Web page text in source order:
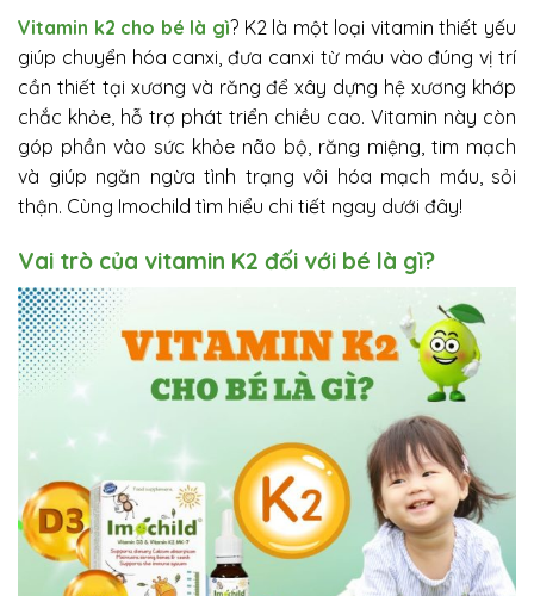
Vitamin k2 cho bé là gì? K2 là một loại vitamin thiết yếu
giúp chuyển hóa canxi, đưa canxi từ máu vào đúng vị trí
cần thiết tại xương và răng để xây dựng hệ xương khớp
chắc khỏe, hỗ trợ phát triển chiều cao. Vitamin này còn
góp phần vào sức khỏe não bộ, răng miệng, tim mạch
và giúp ngăn ngừa tình trạng vôi hóa mạch máu, sỏi
thận. Cùng Imochild tìm hiểu chi tiết ngay dưới đây!
Vai trò của vitamin K2 đối với bé là gì?